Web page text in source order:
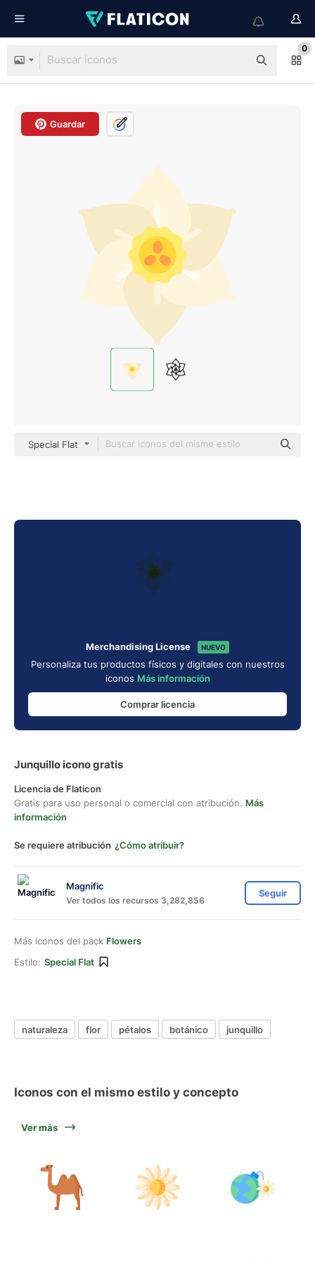
0
Guardar
Special Flat
Merchandising License NUEVO
Personaliza tus productos físicos y digitales con nuestros
iconos Más información
Comprar licencia
Junquillo icono gratis
Licencia de Flaticon
Gratis para uso personal o comercial con atribución. Más
información
Se requiere atribución ¿Cómo atribuir?
Magnific
Ver todos los recursos 3,282,856
Seguir
Más iconos del pack Flowers
Estilo: Special Flat
naturaleza flor pétalos botánico junquillo
Iconos con el mismo estilo y concepto
Ver más